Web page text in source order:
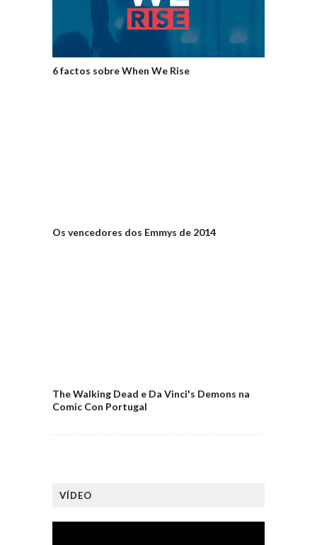
6 factos sobre When We Rise
Os vencedores dos Emmys de 2014
The Walking Dead e Da Vinci's Demons na
Comic Con Portugal
VÍDEO